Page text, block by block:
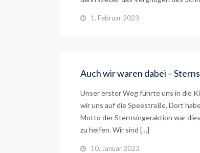
1. Februar 2023
Auch wir waren dabei –
Unser erster Weg führte uns in die
wir uns auf die Speestraße. Dort
Motto der Sternsingeraktion war
zu helfen. Wir sind […]
10. Januar 2023